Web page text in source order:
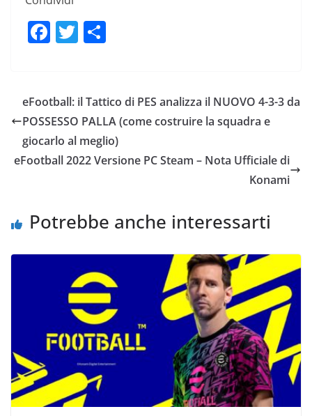
F
e
b
o
o
T
er di
vi
di
eFootball: il Tattico di PES analizza il NUOVO 4-3-3 da
POSSESSO PALLA (come costruire la squadra e
giocarlo al meglio)
eFootball 2022 Versione PC Steam – Nota Ufficiale di
Konami
Potrebbe anche interessarti